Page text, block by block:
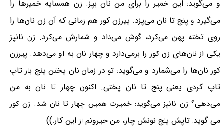
و می‌گوید: این خمیر را برای من نان بپز. زن همسایه خمیرها را
می‌گیرد و پنج تا نان می‌پزد. پیرزن کور هم زمانی که آن زن نان‌ها را
روی تخته پهن می‌کرد، گوش می‌داد و شمارش می‌کرد. زن نانپز
یکی از نان‌های زن کور را برمی‌دارد و چهار نان به او می‌دهد. پیرزن
کور نان‌ها را می‌شمارد و می‌گوید: تو در زمان نان پختن پنج بار تاپ
تاپ کردی یعنی پنج تا نان پختی. اکنون چهار تا نان به من
می‌دهی؟ زن نانپز می‌گوید: خمیرت همین چهار تا نان شد. زن کور
می گوید: تاپش پنج نونش چار، من حیرونم از این کار.))